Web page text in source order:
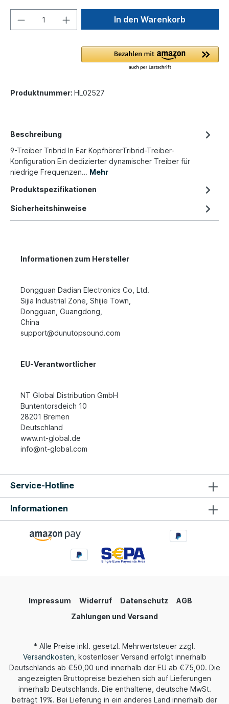
In den Warenkorb
Produktnummer: HL02527
Beschreibung
9-Treiber Tribrid In Ear KopfhörerTribrid-Treiber-
Konfiguration Ein dedizierter dynamischer Treiber für
niedrige Frequenzen… Mehr
Produktspezifikationen
Sicherheitshinweise
Informationen zum Hersteller
Dongguan Dadian Electronics Co, Ltd.
Sijia Industrial Zone, Shijie Town,
Dongguan, Guangdong,
China
support@dunutopsound.com
EU-Verantwortlicher
NT Global Distribution GmbH
Buntentorsdeich 10
28201 Bremen
Deutschland
www.nt-global.de
info@nt-global.com
Service-Hotline
Informationen
Impressum Widerruf Datenschutz
AGB
Zahlungen und Versand
* Alle Preise inkl. gesetzl. Mehrwertsteuer zzgl.
Versandkosten , kostenloser Versand erfolgt innerhalb
Deutschlands ab €50,00 und innerhalb der EU ab €75,00. Die
angezeigten Bruttopreise beziehen sich auf Lieferungen
innerhalb Deutschlands. Die enthaltene, deutsche MwSt.
beträgt 19%. Bei Lieferung in ein anderes Land innerhalb der